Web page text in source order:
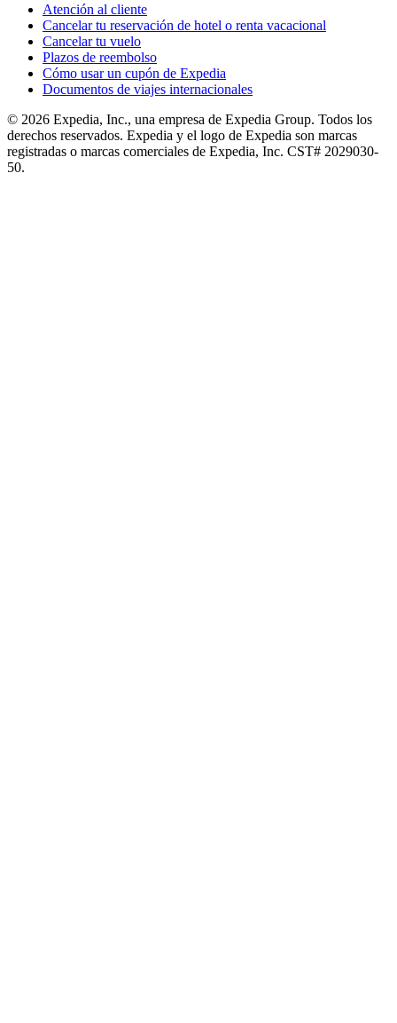
Atención al cliente
Cancelar tu reservación de hotel o renta vacacional
Cancelar tu vuelo
Plazos de reembolso
Cómo usar un cupón de Expedia
Documentos de viajes internacionales
© 2026 Expedia, Inc., una empresa de Expedia Group. Todos los
derechos reservados. Expedia y el logo de Expedia son marcas
registradas o marcas comerciales de Expedia, Inc. CST# 2029030-
50.